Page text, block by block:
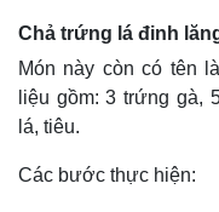
Chả trứng lá đinh
Món này còn có tên
liệu gồm: 3 trứng gà,
lá, tiêu.
Các bước thực hiện: